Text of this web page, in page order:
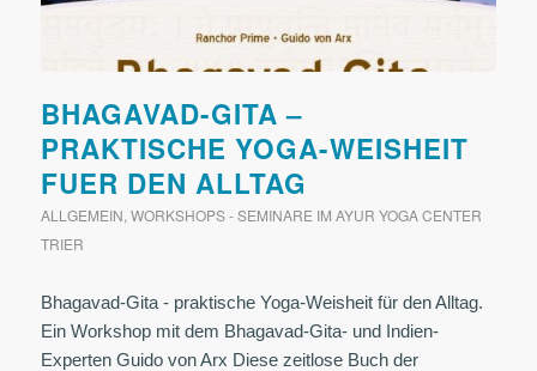
BHAGAVAD-GITA –
PRAKTISCHE YOGA-WEISHEIT
FUER DEN ALLTAG
ALLGEMEIN, WORKSHOPS - SEMINARE IM AYUR YOGA CENTER
TRIER
Bhagavad-Gita - praktische Yoga-Weisheit für den Alltag.
Ein Workshop mit dem Bhagavad-Gita- und Indien-
Experten Guido von Arx Diese zeitlose Buch der